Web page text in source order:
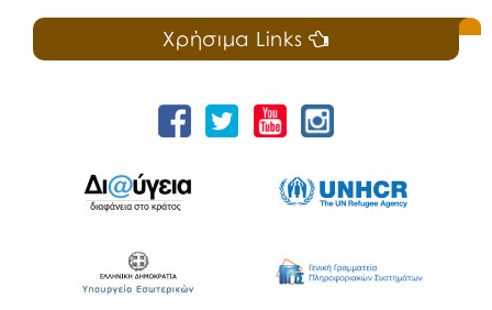
Χρήσιμα Links